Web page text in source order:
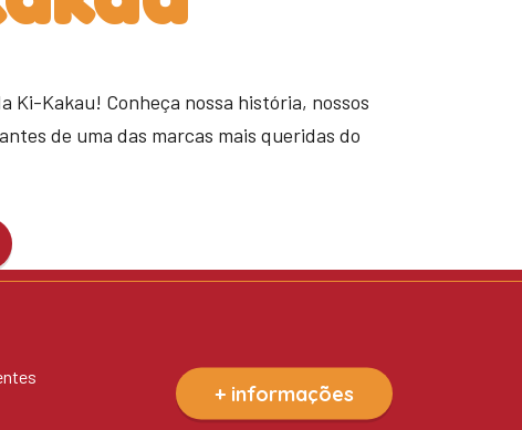
Ki-Kakau! Conheça nossa história, nossos
de uma das marcas mais queridas do
+ informações